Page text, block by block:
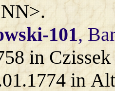
101,
in Czissek
in